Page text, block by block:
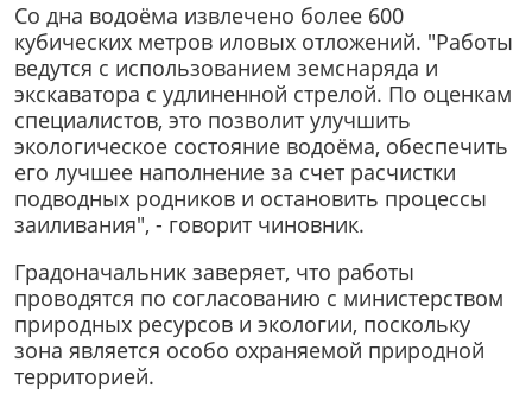
Со дна водоёма извлечено более 600
кубических метров иловых отложений. "Работы
ведутся с использованием земснаряда и
экскаватора с удлиненной стрелой. По оценкам
специалистов, это позволит улучшить
экологическое состояние водоёма, обеспечить
его лучшее наполнение за счет расчистки
подводных родников и остановить процессы
заиливания", - говорит чиновник.
Градоначальник заверяет, что работы
проводятся по согласованию с министерством
природных ресурсов и экологии, поскольку
зона является особо охраняемой природной
территорией.